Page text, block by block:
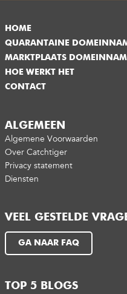
HOME
QUARANTAINE
MARKTPLAATS
HOE WERKT HET
CONTACT
ALGEMEEN
Algemene Voorwaarden
Over Catchtiger
Privacy statement
Diensten
VEEL GESTELDE
GA NAAR FAQ
TOP 5 BLOGS